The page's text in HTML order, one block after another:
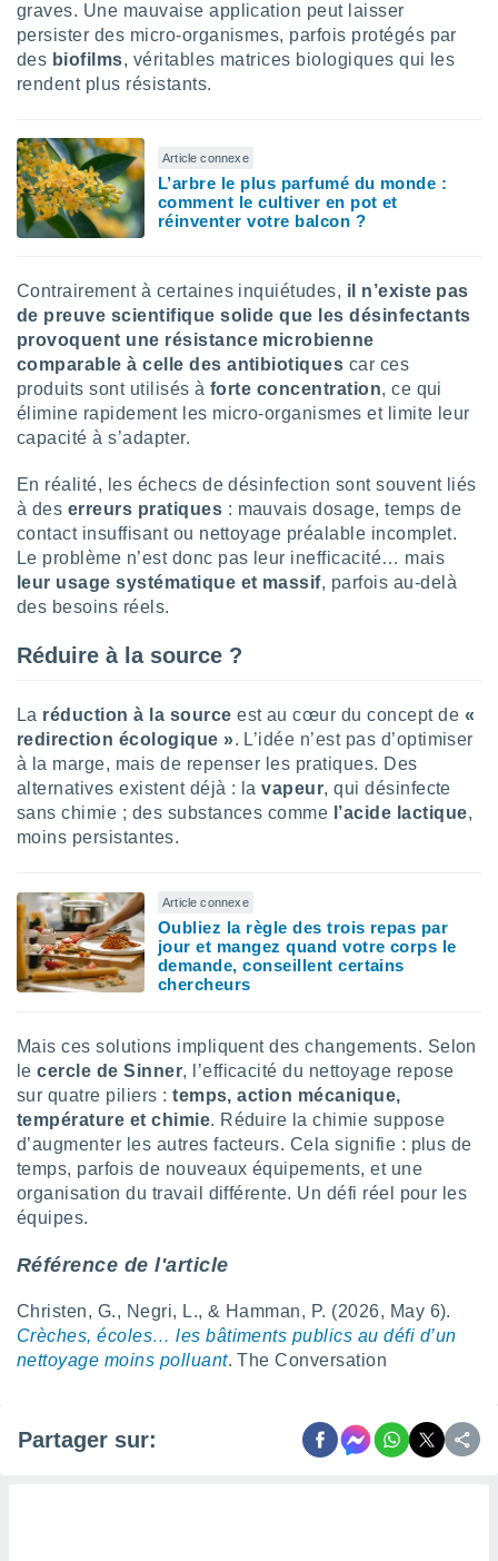
profils
des
des
des
les
le
ou
et
les
utiliser
par
et
des
et du
études
et
1199
graves. Une mauvaise application peut laisser
persister des micro-organismes, parfois protégés par
des biofilms, véritables matrices biologiques qui les
rendent plus résistants.
Article connexe
L’arbre le plus parfumé du monde :
comment le cultiver en pot et
réinventer votre balcon ?
Contrairement à certaines inquiétudes, il n’existe pas
de preuve scientifique solide que les désinfectants
provoquent une résistance microbienne
comparable à celle des antibiotiques car ces
produits sont utilisés à forte concentration, ce qui
élimine rapidement les micro-organismes et limite leur
capacité à s’adapter.
En réalité, les échecs de désinfection sont souvent liés
à des erreurs pratiques : mauvais dosage, temps de
contact insuffisant ou nettoyage préalable incomplet.
Le problème n’est donc pas leur inefficacité… mais
leur usage systématique et massif, parfois au-delà
des besoins réels.
Réduire à la source ?
La réduction à la source est au cœur du concept de «
redirection écologique ». L’idée n’est pas d’optimiser
à la marge, mais de repenser les pratiques. Des
alternatives existent déjà : lavapeur, qui désinfecte
sans chimie ; des substances comme l’acide lactique,
moins persistantes.
Article connexe
Oubliez la règle des trois repas par
jour et mangez quand votre corps le
demande, conseillent certains
chercheurs
Mais ces solutions impliquent des changements. Selon
lecercle de Sinner, l’efficacité du nettoyage repose
sur quatre piliers :temps, action mécanique,
température et chimie. Réduire la chimie suppose
d’augmenter les autres facteurs. Cela signifie : plus de
temps, parfois de nouveaux équipements, et une
organisation du travail différente. Un défi réel pour les
équipes.
Référence de l'article
Christen, G., Negri, L., & Hamman, P. (2026, May 6).
Crèches, écoles… les bâtiments publics au défi d’un
nettoyage moins polluant. The Conversation
Partager sur: